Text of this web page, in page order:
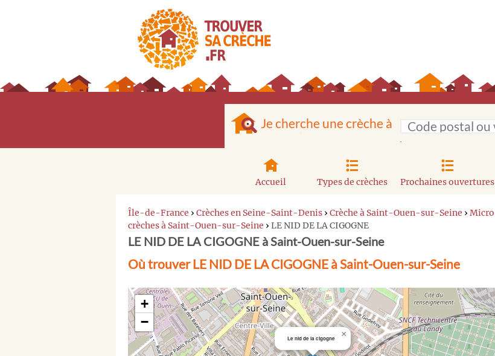
Je cherche une crèche à
Accueil Types de crèches Prochaines ouvertures
Île-de-France › Crèches en Seine-Saint-Denis › Crèche à Saint-Ouen-sur-Seine › Micro
crèches à Saint-Ouen-sur-Seine › LE NID DE LA CIGOGNE
LE NID DE LA CIGOGNE à Saint-Ouen-sur-Seine
Où trouver LE NID DE LA CIGOGNE à Saint-Ouen-sur-Seine
Le nid de la cigogne ×
+
−